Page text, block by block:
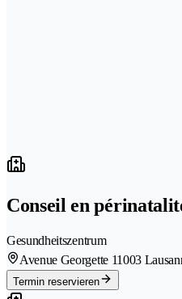
Conseil en
Gesundheitszentrum
Avenue Georgette 11003
Termin reservieren